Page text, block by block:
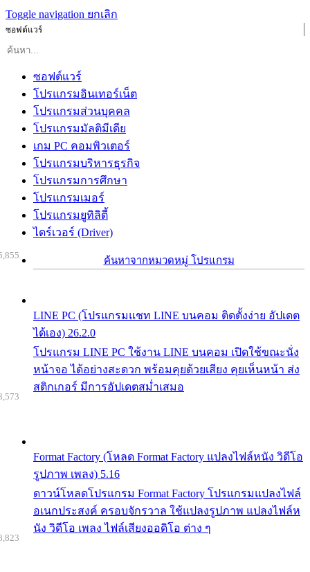
Toggle navigation ยกเลิก
ซอฟต์แวร์
ซอฟต์แวร์
โปรแกรมอินเทอร์เน็ต
โปรแกรมส่วนบุคคล
โปรแกรมมัลติมีเดีย
เกม PC คอมพิวเตอร์
โปรแกรมบริหารธุรกิจ
โปรแกรมการศึกษา
โปรแกรมเมอร์
โปรแกรมยูทิลิตี้
ไดร์เวอร์ (Driver)
ค้นหาจากหมวดหมู่ โปรแกรม
LINE PC (โปรแกรมแชท LINE บนคอม ติดตั้งง่าย อัปเดต
ได้เอง) 26.2.0
โปรแกรม LINE PC ใช้งาน LINE บนคอม เปิดใช้ขณะนั่ง
หน้าจอ ได้อย่างสะดวก พร้อมคุยด้วยเสียง คุยเห็นหน้า ส่ง
สติกเกอร์ มีการอัปเดตสม่ำเสมอ
Format Factory (โหลด Format Factory แปลงไฟล์หนัง วิดีโอ
รูปภาพ เพลง) 5.16
ดาวน์โหลดโปรแกรม Format Factory โปรแกรมแปลงไฟล์
อเนกประสงค์ ครอบจักรวาล ใช้แปลงรูปภาพ แปลงไฟล์ห
นัง วิดีโอ เพลง ไฟล์เสียงออดิโอ ต่าง ๆ